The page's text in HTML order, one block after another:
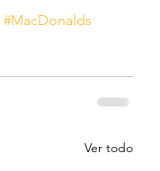
#MacDonalds
Ver todo